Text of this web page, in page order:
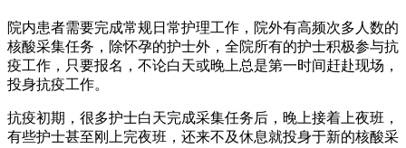
院内患者需要完成常规日常护理工作，院外有高频次多人数的
核酸采集任务，除怀孕的护士外，全院所有的护士积极参与抗
疫工作，只要报名，不论白天或晚上总是第一时间赶赴现场，
投身抗疫工作。
抗疫初期，很多护士白天完成采集任务后，晚上接着上夜班，
有些护士甚至刚上完夜班，还来不及休息就投身于新的核酸采